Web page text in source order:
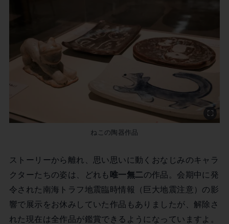
ねこの陶器作品
ストーリーから離れ、思い思いに動くおなじみのキャラ
クターたちの姿は、どれも 唯一無二 の作品。会期中に発
令された南海トラフ地震臨時情報（巨大地震注意）の影
響で展示をお休みしていた作品もありましたが、解除さ
れた現在は全作品が鑑賞できるようになっていますよ。